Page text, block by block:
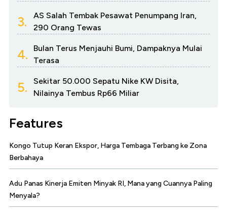
3.
AS Salah Tembak Pesawat Penumpang Iran,
290 Orang Tewas
4.
Bulan Terus Menjauhi Bumi, Dampaknya Mulai
Terasa
5.
Sekitar 50.000 Sepatu Nike KW Disita,
Nilainya Tembus Rp66 Miliar
Features
Kongo Tutup Keran Ekspor, Harga Tembaga Terbang ke Zona
Berbahaya
Adu Panas Kinerja Emiten Minyak RI, Mana yang Cuannya Paling
Menyala?